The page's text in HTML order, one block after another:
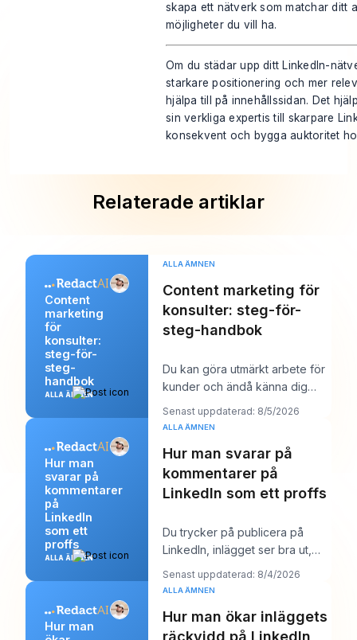
skapa ett nätverk som matchar ditt
möjligheter du vill ha.
Om du städar upp ditt LinkedIn-
starkare positionering och mer
hjälpa till på innehållssidan. Det
sin verkliga expertis till skarpare
konsekvent och bygga auktoritet
Relaterade artiklar
Content
marketing
för
konsulter:
steg-för-
steg-
handbok
ALLA ÄMNEN
ALLA ÄMNEN
Content marketing för
konsulter: steg-för-
steg-handbok
Du kan göra utmärkt arbete för
kunder och ändå känna dig
märkligt osynlig online. Arbetet
levereras,
Senast uppdaterad: 8/5/2026
Hur man
svarar på
kommentarer
på
LinkedIn
som ett
proffs
ALLA ÄMNEN
ALLA ÄMNEN
Hur man svarar på
kommentarer på
LinkedIn som ett proffs
Du trycker på publicera på
LinkedIn, inlägget ser bra ut,
och sedan börjar arbetet.
Några kommentare
Senast uppdaterad: 8/4/2026
Hur man
ALLA ÄMNEN
Hur man ökar inläggets
räckvidd på LinkedIn